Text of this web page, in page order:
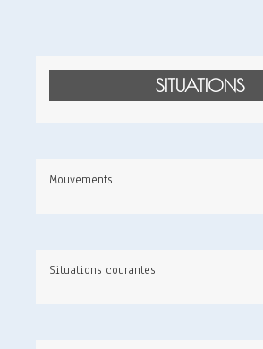
SITUATIONS
Mouvements
Situations courantes